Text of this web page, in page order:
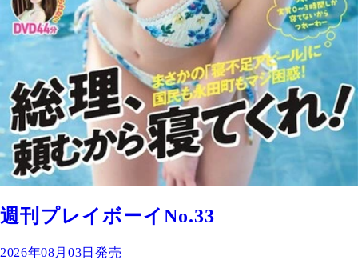
週刊プレイボーイNo.33
2026年08月03日発売